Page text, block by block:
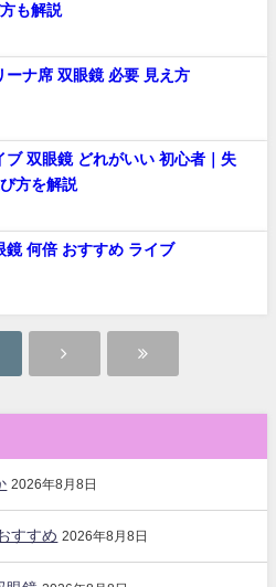
も解説
ーナ席 双眼鏡 必要 見え方
ブ 双眼鏡 どれがいい 初心者｜失
方を解説
鏡 何倍 おすすめ ライブ
2026年8月8日
すすめ 2026年8月8日